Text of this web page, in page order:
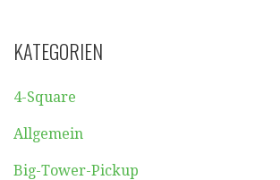
KATEGORIEN
4-Square
Allgemein
Big-Tower-Pickup